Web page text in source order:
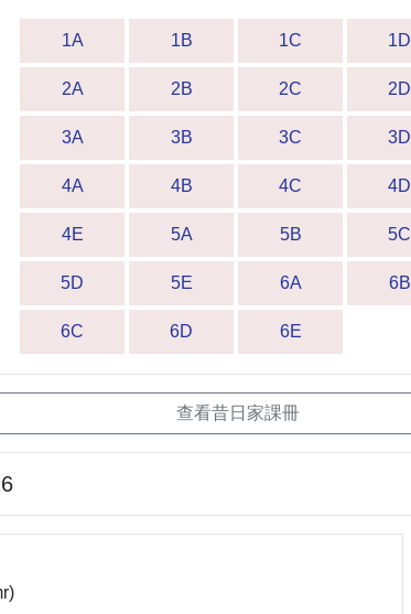
1A 1B 1C 1D
2A 2B 2C 2D
3A 3B 3C 3D
4A 4B 4C 4D
4E 5A 5B 5C
5D 5E 6A 6B
6C 6D 6E
查看昔日家課冊